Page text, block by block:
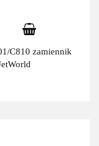
C810 zamiennik